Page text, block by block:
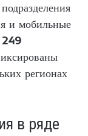
и мобильные
249
регионах
в ряде